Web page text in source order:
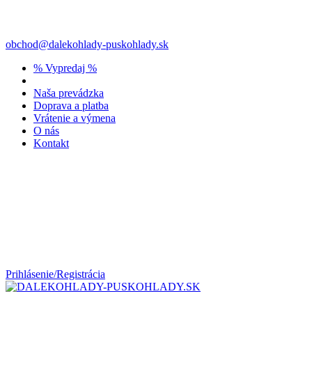
obchod@dalekohlady-puskohlady.sk
% Vypredaj %
Naša prevádzka
Doprava a platba
Vrátenie a výmena
O nás
Kontakt
Prihlásenie/Registrácia